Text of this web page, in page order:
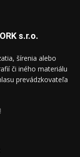
s.r.o.
šírenia alebo
či iného materiálu
prevádzkovateľa